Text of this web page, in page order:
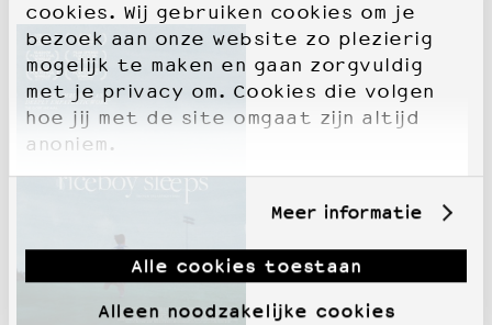
cookies. Wij gebruiken cookies om je
bezoek aan onze website zo plezierig
mogelijk te maken en gaan zorgvuldig
met je privacy om. Cookies die volgen
hoe jij met de site omgaat zijn altijd
anoniem.
Meer informatie
Alle cookies toestaan
Alleen noodzakelijke cookies